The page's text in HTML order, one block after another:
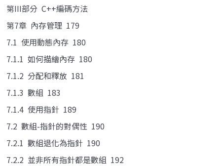
第III部分 C++編碼方法
第7章 內存管理 179
7.1 使用動態內存 180
7.1.1 如何描繪內存 180
7.1.2 分配和釋放 181
7.1.3 數組 183
7.1.4 使用指針 189
7.2 數組-指針的對偶性 190
7.2.1 數組退化為指針 190
7.2.2 並非所有指針都是數組 192